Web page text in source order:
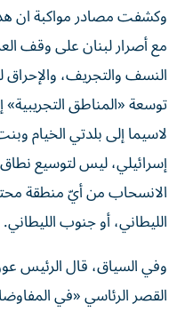
وكشفت مصادر مواكبة ان
مع أصرار لبنان على وقف
النسف والتجريف، والإحراق
توسعة «المناطق
لاسيما إلى بلدتي
إسرائيلي، ليس لتوسيع
الانسحاب من أيّ منطقة
الليطاني، أو جنوب الليطاني.
وفي السياق، قال الرئيس
القصر الرئاسي «في